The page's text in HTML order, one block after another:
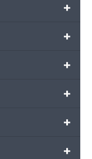
+
+
+
+
+
+